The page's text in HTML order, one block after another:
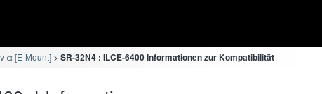
α [E-Mount] SR-32N4 : ILCE-6400 Informationen zur Kompatibilität